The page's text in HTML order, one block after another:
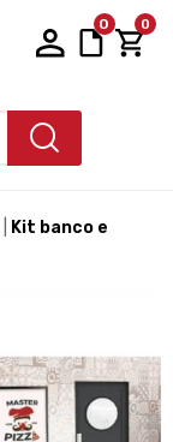
0 0
Kit banco e